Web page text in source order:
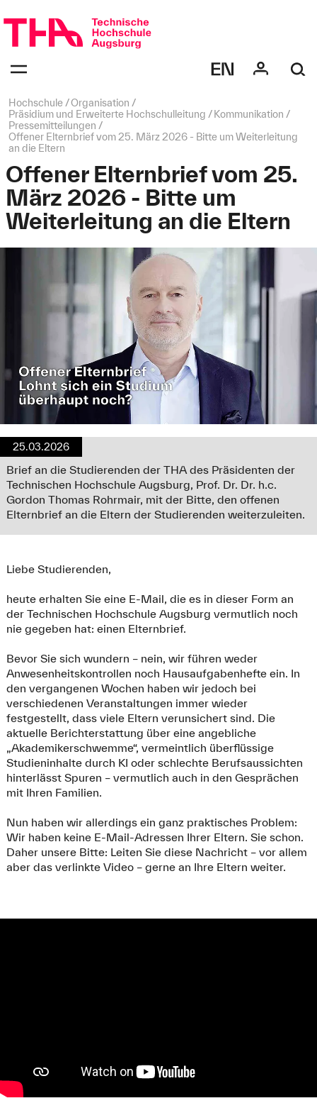
überspringen
bestätigen
des
Menüs
Seitenpfad:
Hochschule
Organisation
Präsidium und Erweiterte Hochschulleitung
Kommunikation
Pressemitteilungen
Offener Elternbrief vom 25. März 2026 - Bitte um Weiterleitung
an die Eltern
Offener Elternbrief vom 25.
März 2026 - Bitte um
Weiterleitung an die Eltern
25.03.2026
Brief an die Studierenden der THA des Präsidenten der
Technischen Hochschule Augsburg, Prof. Dr. Dr. h.c.
Gordon Thomas Rohrmair, mit der Bitte, den offenen
Elternbrief an die Eltern der Studierenden weiterzuleiten.
Liebe Studierenden,
heute erhalten Sie eine E-Mail, die es in dieser Form an
der Technischen Hochschule Augsburg vermutlich noch
nie gegeben hat: einen Elternbrief.
Bevor Sie sich wundern – nein, wir führen weder
Anwesenheitskontrollen noch Hausaufgabenhefte ein. In
den vergangenen Wochen haben wir jedoch bei
verschiedenen Veranstaltungen immer wieder
festgestellt, dass viele Eltern verunsichert sind. Die
aktuelle Berichterstattung über eine angebliche
„Akademikerschwemme“, vermeintlich überflüssige
Studieninhalte durch KI oder schlechte Berufsaussichten
hinterlässt Spuren – vermutlich auch in den Gesprächen
mit Ihren Familien.
Nun haben wir allerdings ein ganz praktisches Problem:
Wir haben keine E-Mail-Adressen Ihrer Eltern. Sie schon.
Daher unsere Bitte: Leiten Sie diese Nachricht – vor allem
aber das verlinkte Video – gerne an Ihre Eltern weiter.